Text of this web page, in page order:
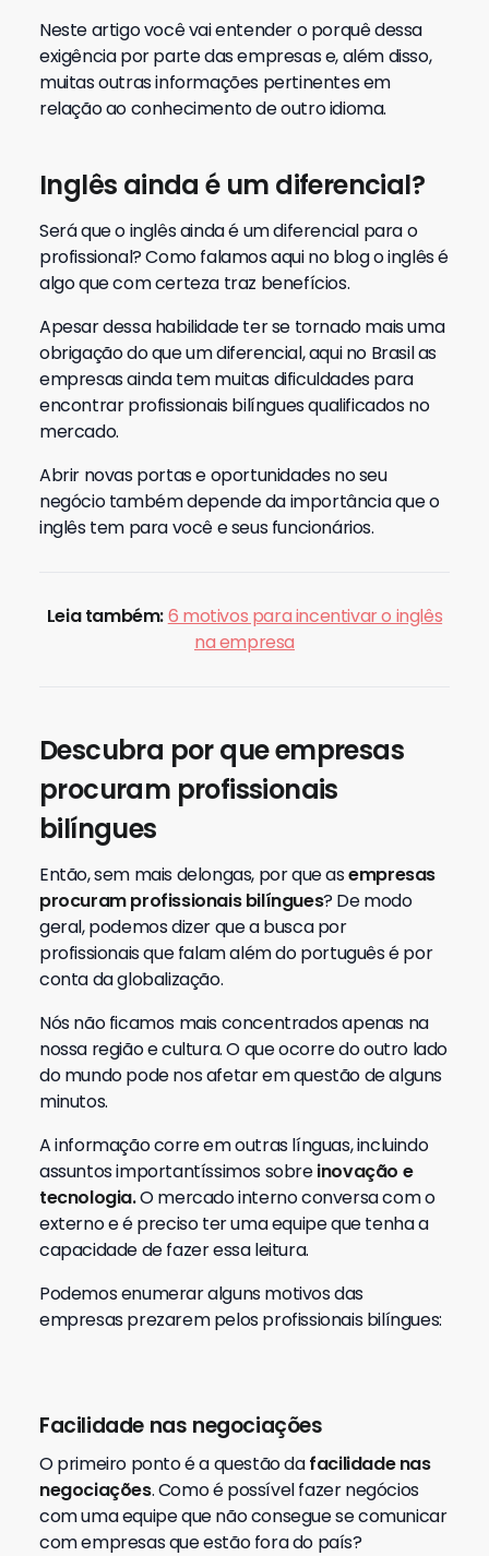
Neste artigo você vai entender o porquê dessa
exigência por parte das empresas e, além disso,
muitas outras informações pertinentes em
relação ao conhecimento de outro idioma.
Inglês ainda é um diferencial?
Será que o inglês ainda é um diferencial para o
profissional? Como falamos aqui no blog o inglês é
algo que com certeza traz benefícios.
Apesar dessa habilidade ter se tornado mais uma
obrigação do que um diferencial, aqui no Brasil as
empresas ainda tem muitas dificuldades para
encontrar profissionais bilíngues qualificados no
mercado.
Abrir novas portas e oportunidades no seu
negócio também depende da importância que o
inglês tem para você e seus funcionários.
Leia também:6 motivos para incentivar o inglês
na empresa
Descubra por que empresas
procuram profissionais
bilíngues
Então, sem mais delongas, por que asempresas
procuram profissionais bilíngues? De modo
geral, podemos dizer que a busca por
profissionais que falam além do português é por
conta da globalização.
Nós não ficamos mais concentrados apenas na
nossa região e cultura. O que ocorre do outro lado
do mundo pode nos afetar em questão de alguns
minutos.
A informação corre em outras línguas, incluindo
assuntos importantíssimos sobreinovação e
tecnologia.O mercado interno conversa com o
externo e é preciso ter uma equipe que tenha a
capacidade de fazer essa leitura.
Podemos enumerar alguns motivos das
empresas prezarem pelos profissionais bilíngues:
Facilidade nas negociações
O primeiro ponto é a questão dafacilidade nas
negociações. Como é possível fazer negócios
com uma equipe que não consegue se comunicar
com empresas que estão fora do país?